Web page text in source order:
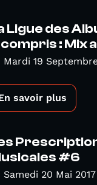
Ligue des
: Mix
Mardi 19
savoir plus
#6
Samedi 20 Mai 2017